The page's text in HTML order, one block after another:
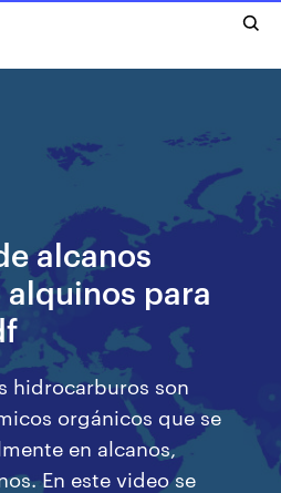
alcanos
para
hidrocarburos son
orgánicos que se
en alcanos,
En este video se